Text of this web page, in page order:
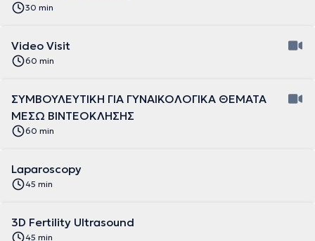
30 min
Video Visit
60 min
ΣΥΜΒΟΥΛΕΥΤΙΚΗ ΓΙΑ ΓΥΝΑΙΚΟΛΟΓΙΚΑ ΘΕΜΑΤΑ
ΜΕΣΩ ΒΙΝΤΕΟΚΛΗΣΗΣ
60 min
Laparoscopy
45 min
3D Fertility Ultrasound
45 min